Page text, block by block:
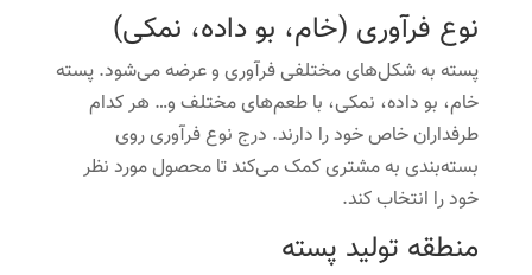
نوع فرآوری (خام، بو داده، نمکی)
پسته به شکل‌های مختلفی فرآوری و عرضه می‌شود. پسته
خام، بو داده، نمکی، با طعم‌های مختلف و… هر کدام
طرفداران خاص خود را دارند. درج نوع فرآوری روی
بسته‌بندی به مشتری کمک می‌کند تا محصول مورد نظر
خود را انتخاب کند.
منطقه تولید پسته